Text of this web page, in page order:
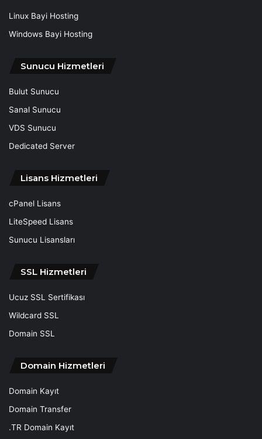
Linux Bayi Hosting
Windows Bayi Hosting
Sunucu Hizmetleri
Bulut Sunucu
Sanal Sunucu
VDS Sunucu
Dedicated Server
Lisans Hizmetleri
cPanel Lisans
LiteSpeed Lisans
Sunucu Lisansları
SSL Hizmetleri
Ucuz SSL Sertifikası
Wildcard SSL
Domain SSL
Domain Hizmetleri
Domain Kayıt
Domain Transfer
.TR Domain Kayıt